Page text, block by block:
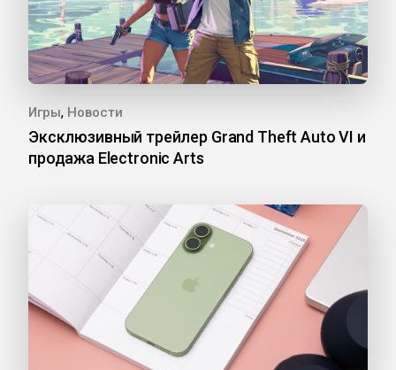
Игры, Новости
Эксклюзивный трейлер Grand Theft Auto VI и
продажа Electronic Arts